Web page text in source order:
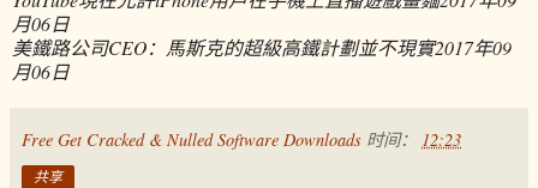
月06日
美鐵路公司CEO：馬斯克的超級高鐵計劃並不現實2017年09
月06日
Free Get Cracked & Nulled Software Downloads 时间： 12:23
共享